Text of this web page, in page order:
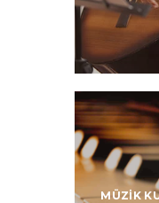
MÜZIK